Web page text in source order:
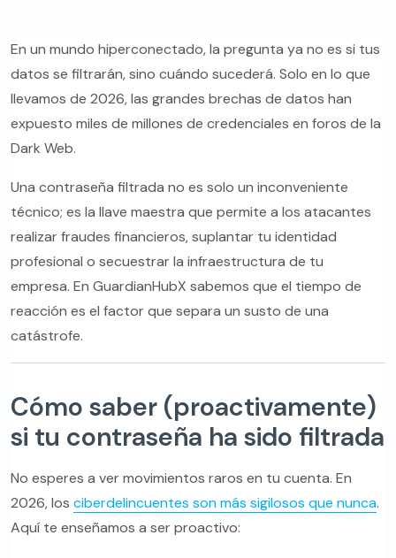
En un mundo hiperconectado, la pregunta ya no es si tus
datos se filtrarán, sino cuándo sucederá. Solo en lo que
llevamos de 2026, las grandes brechas de datos han
expuesto miles de millones de credenciales en foros de la
Dark Web.
Una contraseña filtrada no es solo un inconveniente
técnico; es la llave maestra que permite a los atacantes
realizar fraudes financieros, suplantar tu identidad
profesional o secuestrar la infraestructura de tu
empresa. En GuardianHubX sabemos que el tiempo de
reacción es el factor que separa un susto de una
catástrofe.
Cómo saber (proactivamente)
si tu contraseña ha sido filtrada
No esperes a ver movimientos raros en tu cuenta. En
2026, los ciberdelincuentes son más sigilosos que nunca.
Aquí te enseñamos a ser proactivo: